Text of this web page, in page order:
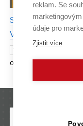
Sport mě naučil
VUT Kateřina
odlišné disciplíny,
rukou. V rozhovoru
reklam. Se
údaje pro
Zjistit více